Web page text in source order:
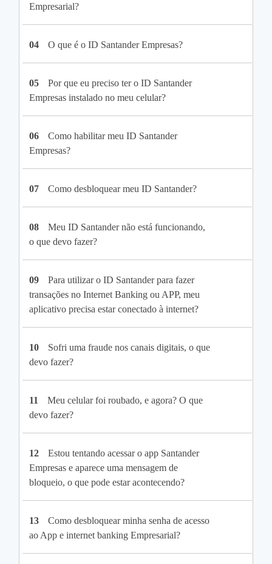
Empresarial?
04 O que é o ID Santander Empresas?
05
Por que eu preciso ter o ID Santander
Empresas instalado no meu celular?
06
Como habilitar meu ID Santander
Empresas?
07 Como desbloquear meu ID Santander?
08
Meu ID Santander não está funcionando,
o que devo fazer?
09
Para utilizar o ID Santander para fazer
transações no Internet Banking ou APP, meu
aplicativo precisa estar conectado à internet?
10
Sofri uma fraude nos canais digitais, o que
devo fazer?
11
Meu celular foi roubado, e agora? O que
devo fazer?
12
Estou tentando acessar o app Santander
Empresas e aparece uma mensagem de
bloqueio, o que pode estar acontecendo?
13
Como desbloquear minha senha de acesso
ao App e internet banking Empresarial?